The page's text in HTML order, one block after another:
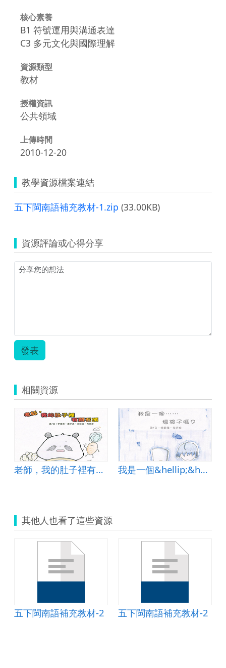
核心素養
B1 符號運用與溝通表達
C3 多元文化與國際理解
資源類型
教材
授權資訊
公共領域
上傳時間
2010-12-20
教學資源檔案連結
五下閩南語補充教材-1.zip (33.00KB)
資源評論或心得分享
發表
相關資源
老師，我的肚子裡有顆石頭 我是一個&hellip;&hellip;壞孩子嗎？
其他人也看了這些資源
五下閩南語補充教材-2 五下閩南語補充教材-2